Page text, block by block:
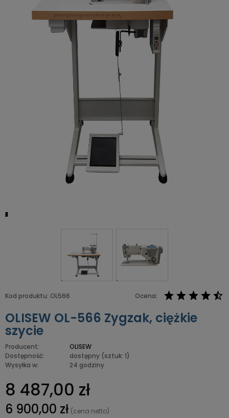
Ocena:
Kod produktu: OL566
OLISEW OL-566 Zygzak, ciężkie
szycie
Producent:
OLISEW
Dostępność:
dostępny (sztuk: 1)
Wysyłka w:
24 godziny
8 487,00 zł
6 900,00 zł (cena netto)